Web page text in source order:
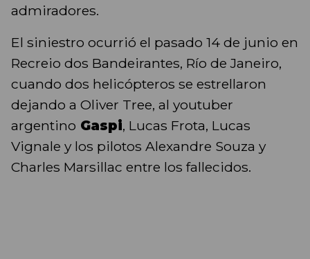
admiradores.
El siniestro ocurrió el pasado 14 de junio en
Recreio dos Bandeirantes, Río de Janeiro,
cuando dos helicópteros se estrellaron
dejando a Oliver Tree, al youtuber
argentino Gaspi, Lucas Frota, Lucas
Vignale y los pilotos Alexandre Souza y
Charles Marsillac entre los fallecidos.